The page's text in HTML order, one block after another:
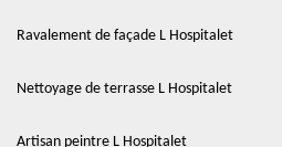
Ravalement de façade L Hospitalet
Nettoyage de terrasse L Hospitalet
Artisan peintre L Hospitalet